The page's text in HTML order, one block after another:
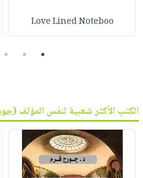
Love Lined Noteboo
1
2
3
الكتب الأكثر شعبية لنفس المؤلف (